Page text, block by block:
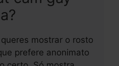
mostrar o rosto
prefere anonimato